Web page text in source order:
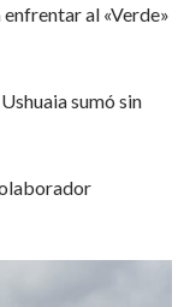
al «Verde»
sumó sin